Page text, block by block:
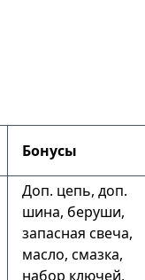
Бонусы
Доп. цепь, доп.
шина, беруши,
запасная свеча,
масло, смазка,
набор ключей,